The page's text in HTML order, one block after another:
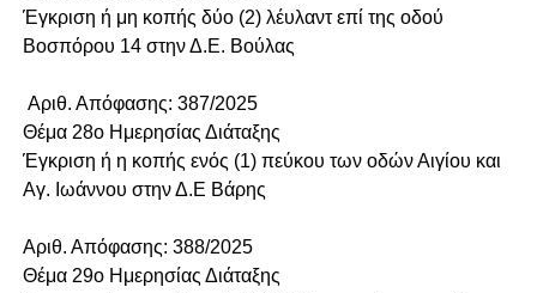
Έγκριση ή μη κοπής δύο (2) λέυλαντ επί της οδού
Βοσπόρου 14 στην Δ.Ε. Βούλας
Αριθ. Απόφασης: 387/2025
Θέμα 28o Ημερησίας Διάταξης
Έγκριση ή η κοπής ενός (1) πεύκου των οδών Αιγίου και
Αγ. Ιωάννου στην Δ.Ε Βάρης
Αριθ. Απόφασης: 388/2025
Θέμα 29o Ημερησίας Διάταξης